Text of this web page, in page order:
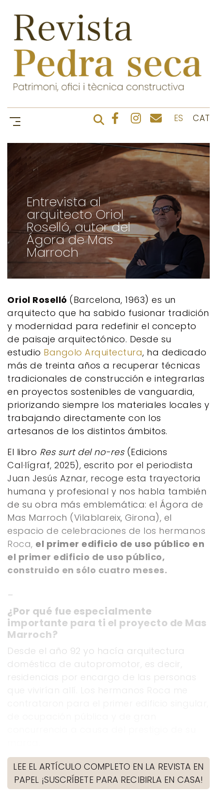
ES CAT
Entrevista al
arquitecto Oriol
Roselló, autor del
Ágora de Mas
Marroch
Oriol Roselló (Barcelona, ​​1963) es un
arquitecto que ha sabido fusionar tradición
y modernidad para redefinir el concepto
de paisaje arquitectónico. Desde su
estudio Bangolo Arquitectura, ha dedicado
más de treinta años a recuperar técnicas
tradicionales de construcción e integrarlas
en proyectos sostenibles de vanguardia,
priorizando siempre los materiales locales y
trabajando directamente con los
artesanos de los distintos ámbitos.
El libro Res surt del no-res(Edicions
Cal·lígraf, 2025), escrito por el periodista
Juan Jesús Aznar, recoge esta trayectoria
humana y profesional y nos habla también
de su obra más emblemática: el Ágora de
Mas Marroch (Vilablareix, Girona), el
espacio de celebraciones de los hermanos
Roca, el primer edificio de uso público en
el primer edificio de uso público,
construido en sólo cuatro meses.
¿Por qué fue especialmente
importante para ti el proyecto de Mas
Marroch?
Desde el año 92 yo hacía arquitectura
doméstica de autopromotor, es decir,
residencias por encargo de las personas
LEE EL ARTÍCULO COMPLETO EN LA REVISTA EN
PAPEL ¡SUSCRÍBETE PARA RECIBIRLA EN CASA!